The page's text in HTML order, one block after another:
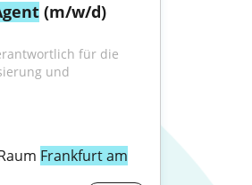
(m/w/d)
für die
und
Frankfurt am